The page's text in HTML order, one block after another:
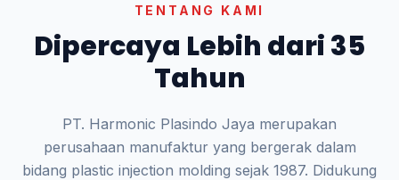
TENTANG KAMI
Dipercaya Lebih dari 35
Tahun
PT. Harmonic Plasindo Jaya merupakan
perusahaan manufaktur yang bergerak dalam
bidang plastic injection molding sejak 1987. Didukung